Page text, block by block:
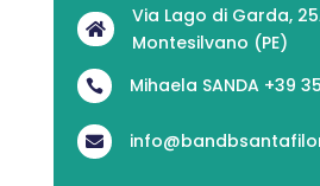

Via Lago di Garda,
Montesilvano (PE)
 Mihaela SANDA +39
